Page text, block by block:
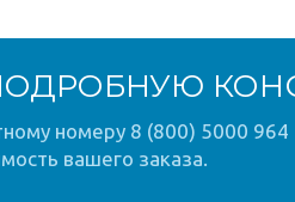
номеру 8 (800) 5000 964
вашего заказа.